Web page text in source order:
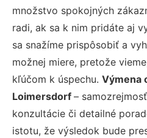
množstvo spokojných
radi, ak sa k nim pridáte aj
sa snažíme prispôsobiť a
možnej miere, pretože
kľúčom k úspechu. Výmena
Loimersdorf –
konzultácie či detailné
istotu, že výsledok bude